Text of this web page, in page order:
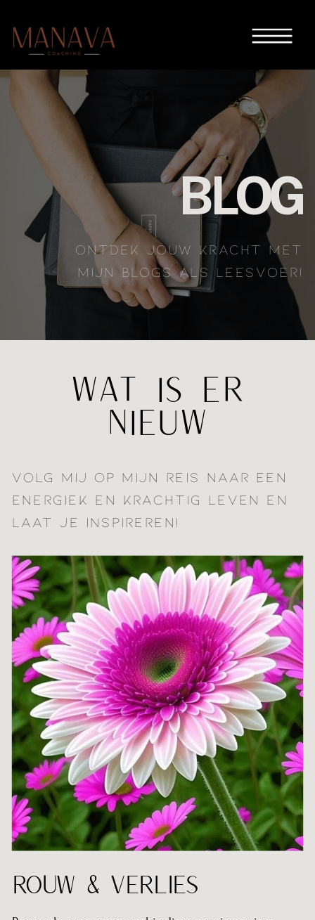
BLOG
ONTDEK JOUW KRACHT MET
MIJN BLOGS ALS LEESVOER!
ROUW & VERLIES
VOLG MIJ OP MIJN REIS NAAR EEN
ENERGIEK EN KRACHTIG LEVEN EN
LAAT JE INSPIREREN!
WAT IS ER
NIEUW